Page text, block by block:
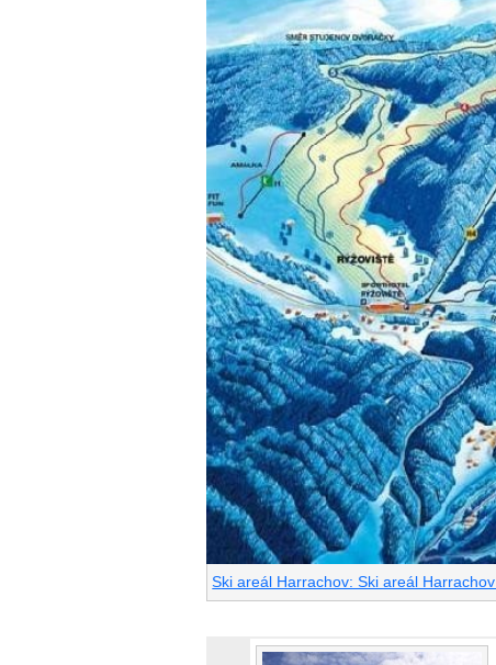
Ski areál Harrachov: Ski areál Harrachov